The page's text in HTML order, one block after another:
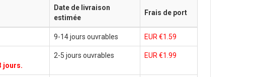
Date de livraison
estimée
Frais de port
9-14 jours ouvrables EUR €1.59
jours.
2-5 jours ouvrables EUR €1.99